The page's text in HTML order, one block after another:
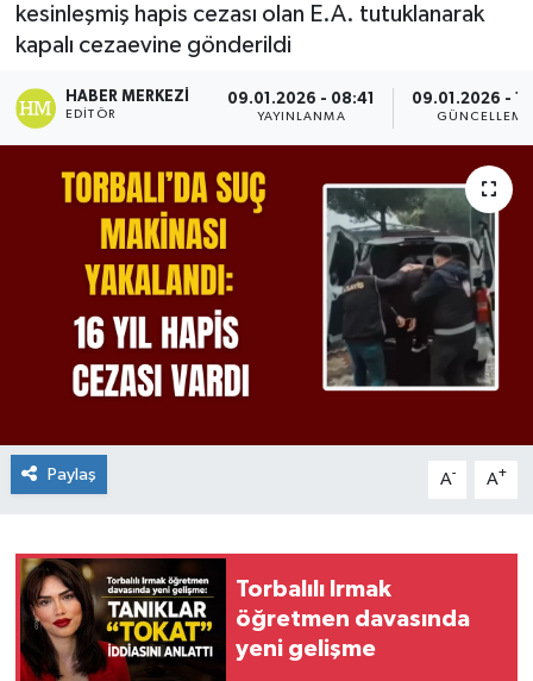
kesinleşmiş hapis cezası olan E.A. tutuklanarak
kapalı cezaevine gönderildi
HABER MERKEZI
EDITÖR
09.01.2026 - 08:41
YAYINLANMA
09.01.2026 -
GÜNCELLEME
Paylaş A- A+
Torbalılı Irmak
öğretmen davasında
yeni gelişme
Tüm Manşetler
Haber Arşivi